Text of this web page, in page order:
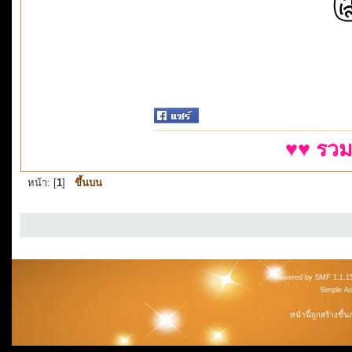
♥♥ รว
หน้า: [1] ขึ้นบน
Powered by SMF
Simple
หน้านี้ถูกสร้างขึ้น